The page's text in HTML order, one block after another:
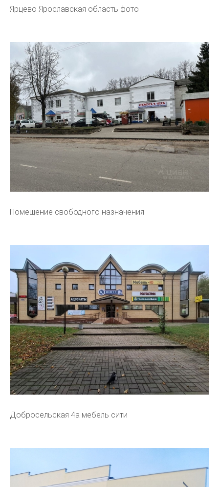
Ярцево Ярославская область фото
Помещение свободного назначения
Добросельская 4а мебель сити